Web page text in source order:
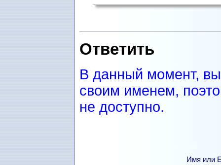
Ответить
В данный момент,
своим именем,
не доступно.
Имя или